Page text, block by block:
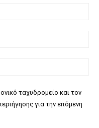
ταχυδρομείο και τον
για την επόμενη